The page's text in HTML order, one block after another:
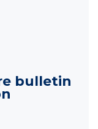
bulletin